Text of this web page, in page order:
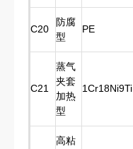
C20
防腐
型
PE
C21
蒸气
夹套
加热
型
1Cr18Ni9Ti
高粘